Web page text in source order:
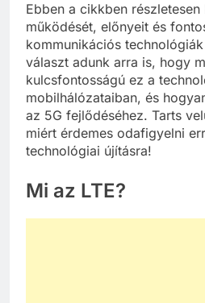
Ebben a cikkben részletesen
működését, előnyeit és
kommunikációs
választ adunk arra is, hogy
kulcsfontosságú ez a
mobilhálózataiban, és
az 5G fejlődéséhez. Tarts
miért érdemes odafigyelni
technológiai újításra!
Mi az LTE?